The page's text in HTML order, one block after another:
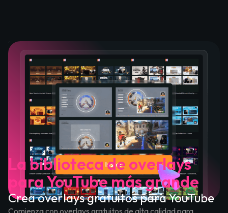
La biblioteca de overlays
para YouTube más grande
Crea overlays gratuitos para YouTube
Comienza con overlays gratuitos de alta calidad para